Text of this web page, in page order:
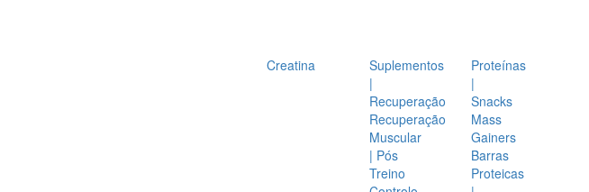
Creatina
Suplementos
|
Recuperação
Recuperação
Muscular
| Pós
Treino
Proteínas
|
Snacks
Mass
Gainers
Barras
Proteicas